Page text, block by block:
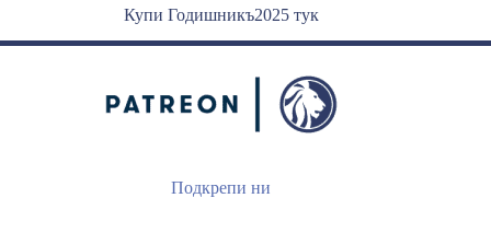
Купи Годишникъ2025 тук
Подкрепи ни